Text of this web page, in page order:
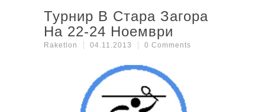
Турнир В Стара Загора
На 22-24 Ноември
Raketlon 04.11.2013 0 Comments